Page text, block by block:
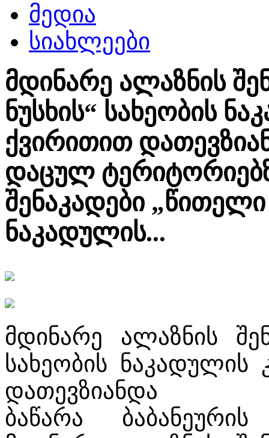
მედია
სიახლეები
მდინარე ალაზნის
ნუსხის“ სახეობის
ქვირითით
დაცულ
შენაკადები „წითელი
ნაკადულის...
მდინარე ალაზნის
სახეობის ნაკადულის
დათევზიანდა
ბაწარა